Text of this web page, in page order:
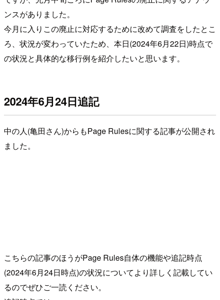
ンスがありました。
今月に入りこの廃止に対応するために改めて調査をしたとこ
ろ、状況が変わっていたため、本日(2024年6月22日)時点で
の状況と具体的な移行例を紹介したいと思います。
2024年6月24日追記
中の人(亀田さん)からもPage Rulesに関する記事が公開され
ました。
こちらの記事のほうがPage Rules自体の機能や追記時点
(2024年6月24日時点)の状況についてより詳しく記載してい
るのでぜひご一読ください。